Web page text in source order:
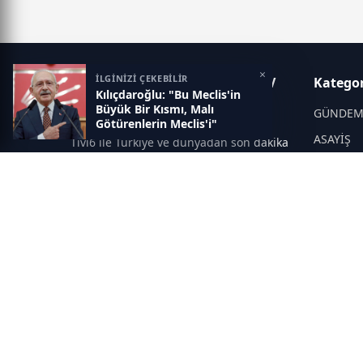
İLGİNİZİ ÇEKEBİLİR
Kılıçdaroğlu: "Bu Meclis'in
Büyük Bir Kısmı, Malı
Götürenlerin Meclis'i"
×
Tivi6 – Güncel Haberler, Canlı TV
Yayınları ve Son Dakika
Gelişmeleri
Tivi6 ile Türkiye ve dünyadan son dakika
GÜNDEM
ASAYİŞ